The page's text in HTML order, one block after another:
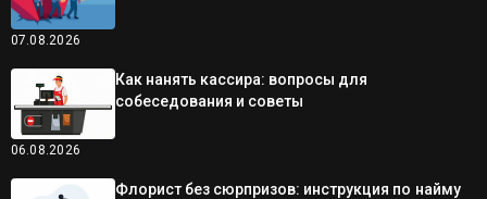
07.08.2026
06.08.2026
Как нанять кассира: вопросы для
собеседования и советы
Флорист без сюрпризов: инструкция по найму